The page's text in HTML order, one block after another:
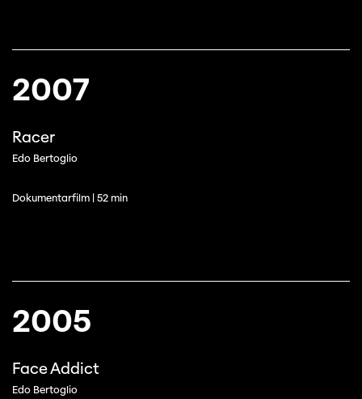
2007
Racer
Edo Bertoglio
Dokumentarfilm | 52 min
2005
Face Addict
Edo Bertoglio